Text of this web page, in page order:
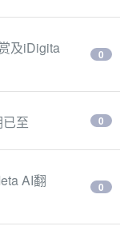
及iDigita
0
至 0
AI翻
0